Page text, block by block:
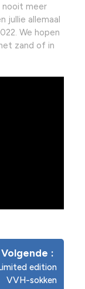
nooit meer
jullie allemaal
We hopen
zand of in
Volgende
edition
VVH-sokken